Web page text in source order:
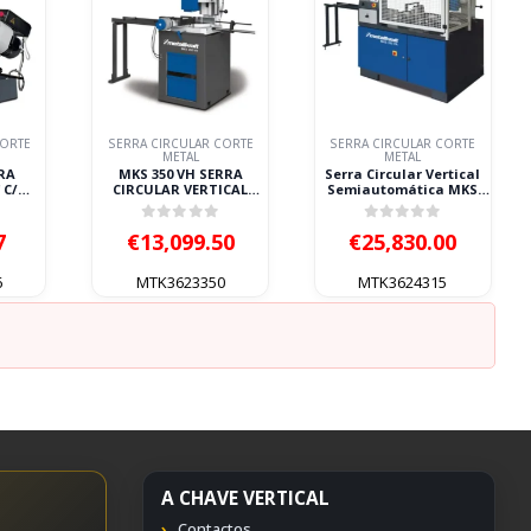
CORTE
SERRA
400V
SERRA CIRCULAR CORTE
METAL
Serra Circular Vertical
Semiautomática MKS
315 VA Metallkraft 400V
€25,830.00
MTK3624315
SERRA CIRCULAR CORTE
Serra Circular Vertical
Semiautomática
METALLKRAFT MKS 350
VA 400V
€32,718.00
MTK3624350
A CHAVE VERTICAL